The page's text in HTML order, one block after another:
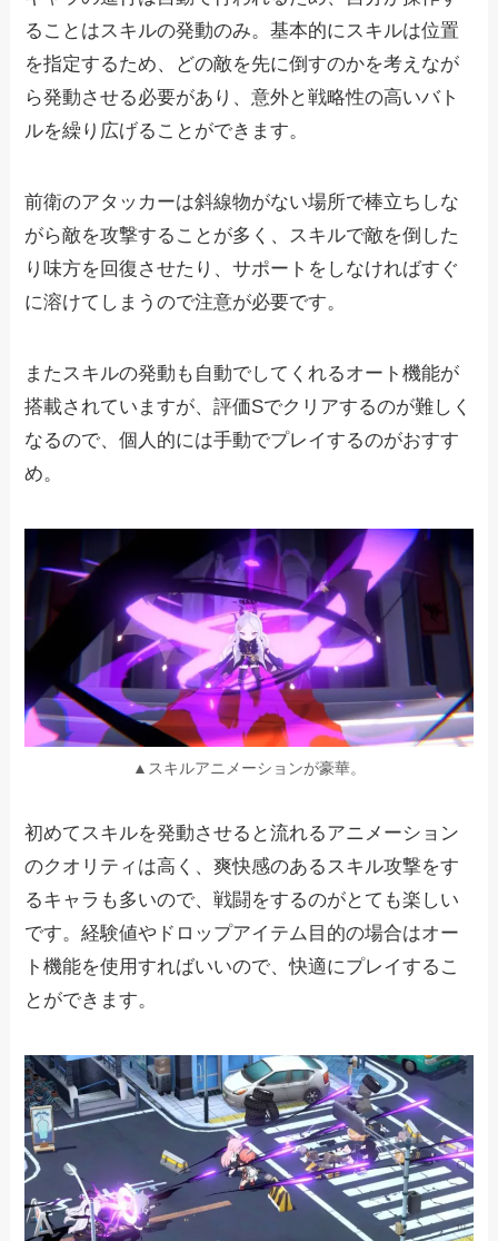
ることはスキルの発動のみ。基本的にスキルは位置
を指定するため、どの敵を先に倒すのかを考えなが
ら発動させる必要があり、意外と戦略性の高いバト
ルを繰り広げることができます。
前衛のアタッカーは斜線物がない場所で棒立ちしな
がら敵を攻撃することが多く、スキルで敵を倒した
り味方を回復させたり、サポートをしなければすぐ
に溶けてしまうので注意が必要です。
またスキルの発動も自動でしてくれるオート機能が
搭載されていますが、評価Sでクリアするのが難しく
なるので、個人的には手動でプレイするのがおすす
め。
▲スキルアニメーションが豪華。
初めてスキルを発動させると流れるアニメーション
のクオリティは高く、爽快感のあるスキル攻撃をす
るキャラも多いので、戦闘をするのがとても楽しい
です。経験値やドロップアイテム目的の場合はオー
ト機能を使用すればいいので、快適にプレイするこ
とができます。